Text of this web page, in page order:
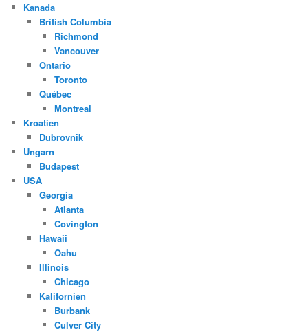
Kanada
British Columbia
Richmond
Vancouver
Ontario
Toronto
Québec
Montreal
Kroatien
Dubrovnik
Ungarn
Budapest
USA
Georgia
Atlanta
Covington
Hawaii
Oahu
Illinois
Chicago
Kalifornien
Burbank
Culver City